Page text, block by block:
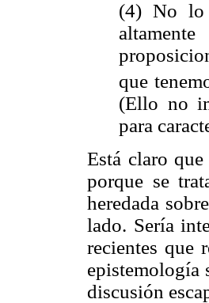
(4) No lo
que
(Ello no
para
Está claro
porque se
heredada
lado. Sería
recientes que
epistemología
discusión